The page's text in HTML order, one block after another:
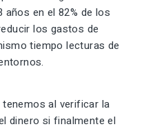
en el 82% de los
los gastos de
tiempo lecturas de
al verificar la
dinero si finalmente el